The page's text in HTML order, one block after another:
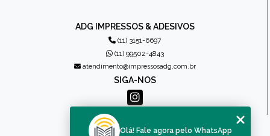
ADG IMPRESSOS & ADESIVOS
(11) 3151-6697
(11) 99502-4843
atendimento@impressosadg.com.br
SIGA-NOS
MENU
Olá! Fale agora pelo WhatsApp